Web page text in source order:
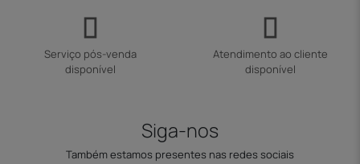
Serviço pós-venda
disponível
Atendimento ao cliente
disponível
Siga-nos
Também estamos presentes nas redes sociais